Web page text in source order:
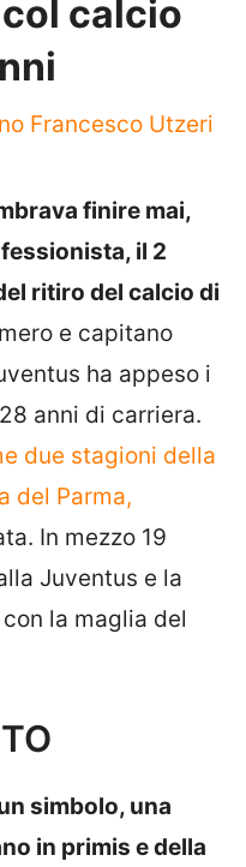
calcio
Francesco Utzeri
finire mai,
il 2
ritiro del calcio di
e capitano
ha appeso i
anni di carriera.
due stagioni della
del Parma,
In mezzo 19
Juventus e la
la maglia del
simbolo, una
in primis e della